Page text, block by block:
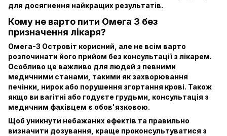
для досягнення найкращих результатів.
Кому не варто пити Oмега 3 без
призначення лікаря?
Омега-3 Островіт корисний, але не всім варто
розпочинати його прийом без консультації з лікарем.
Особливо це важливо для людей з певними
медичними станами, такими як захворювання
печінки, нирок або порушення згортання крові. Також
якщо ви вагітні або годуєте грудьми, консультація з
медичним фахівцем є обов'язковою.
Щоб уникнути небажаних ефектів та правильно
визначити дозування, краще проконсультуватися з